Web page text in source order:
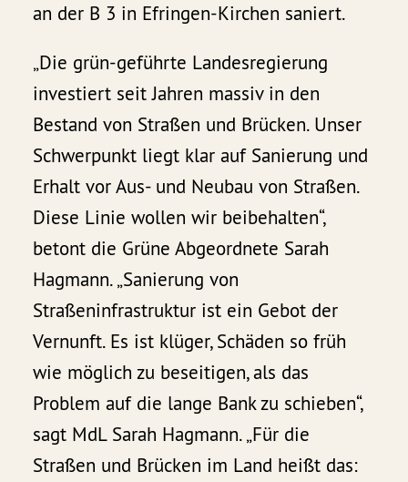
an der B 3 in Efringen-Kirchen saniert.
„Die grün-geführte Landesregierung
investiert seit Jahren massiv in den
Bestand von Straßen und Brücken. Unser
Schwerpunkt liegt klar auf Sanierung und
Erhalt vor Aus- und Neubau von Straßen.
Diese Linie wollen wir beibehalten“,
betont die Grüne Abgeordnete Sarah
Hagmann. „Sanierung von
Straßeninfrastruktur ist ein Gebot der
Vernunft. Es ist klüger, Schäden so früh
wie möglich zu beseitigen, als das
Problem auf die lange Bank zu schieben“,
sagt MdL Sarah Hagmann. „Für die
Straßen und Brücken im Land heißt das: